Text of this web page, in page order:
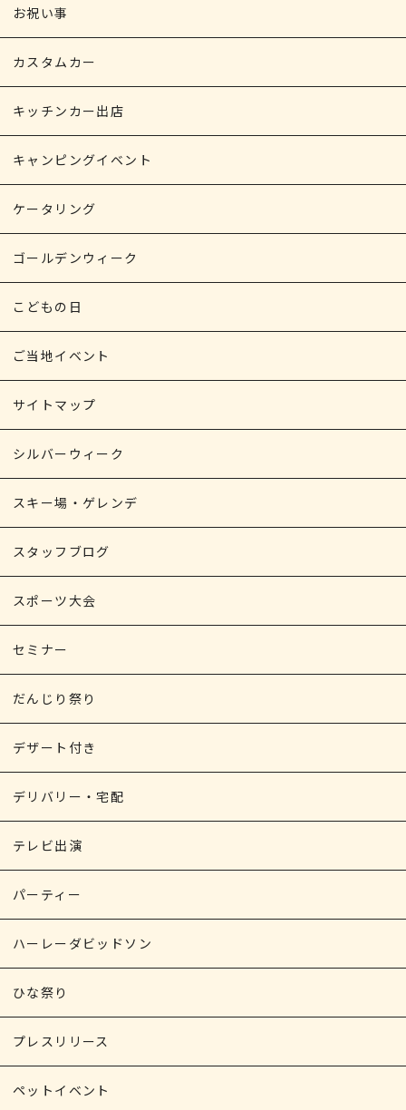
お祝い事
カスタムカー
キッチンカー出店
キャンピングイベント
ケータリング
ゴールデンウィーク
こどもの日
ご当地イベント
サイトマップ
シルバーウィーク
スキー場・ゲレンデ
スタッフブログ
スポーツ大会
セミナー
だんじり祭り
デザート付き
デリバリー・宅配
テレビ出演
パーティー
ハーレーダビッドソン
ひな祭り
プレスリリース
ペットイベント